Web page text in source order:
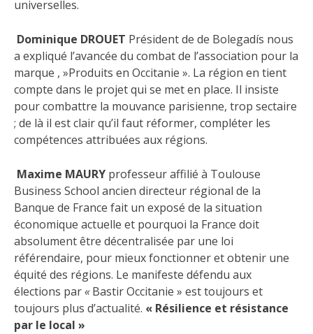
universelles.
Dominique DROUET Président de de Bolegadís nous
a expliqué l’avancée du combat de l’association pour la
marque , »Produits en Occitanie ». La région en tient
compte dans le projet qui se met en place. Il insiste
pour combattre la mouvance parisienne, trop sectaire
; de là il est clair qu’il faut réformer, compléter les
compétences attribuées aux régions.
Maxime MAURY professeur affilié à Toulouse
Business School ancien directeur régional de la
Banque de France fait un exposé de la situation
économique actuelle et pourquoi la France doit
absolument être décentralisée par une loi
référendaire, pour mieux fonctionner et obtenir une
équité des régions. Le manifeste défendu aux
élections par« Bastir Occitanie » est toujours et
toujours plus d’actualité. « Résilience et résistance
par le local »